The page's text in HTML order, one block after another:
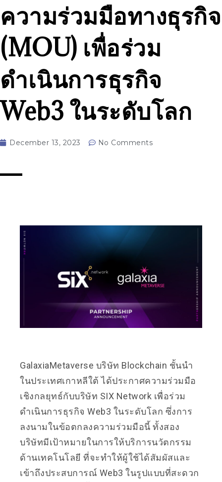
ความร่วมมือทางธุรกิจ
(MOU) เพื่อร่วม
ดำเนินการธุรกิจ
Web3 ในระดับโลก
December 13, 2023 No Comments
GalaxiaMetaverse บริษัท Blockchain ชั้นนำ
ในประเทศเกาหลีใต้ ได้ประกาศความร่วมมือ
เชิงกลยุทธ์กับบริษัท SIX Network เพื่อร่วม
ดำเนินการธุรกิจ Web3 ในระดับโลก ซึ่งการ
ลงนามในข้อตกลงความร่วมมือนี้ ทั้งสอง
บริษัทมีเป้าหมายในการให้บริการนวัตกรรม
ด้านเทคโนโลยี ที่จะทำให้ผู้ใช้ได้สัมผัสและ
เข้าถึงประสบการณ์ Web3 ในรูปแบบที่สะดวก